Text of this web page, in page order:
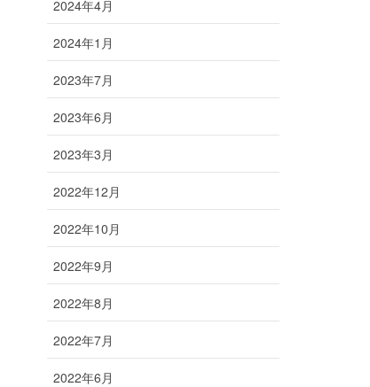
2024年4月
2024年1月
2023年7月
2023年6月
2023年3月
2022年12月
2022年10月
2022年9月
2022年8月
2022年7月
2022年6月